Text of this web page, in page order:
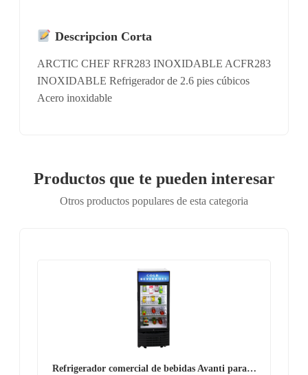
Descripcion Corta
ARCTIC CHEF RFR283 INOXIDABLE ACFR283
INOXIDABLE Refrigerador de 2.6 pies cúbicos
Acero inoxidable
Productos que te pueden interesar
Otros productos populares de esta categoria
Refrigerador comercial de bebidas Avanti para…